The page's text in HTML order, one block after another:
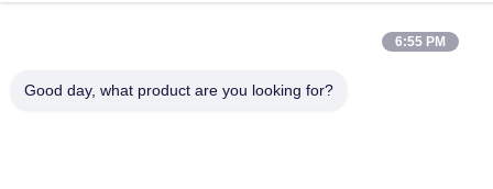
6:55 PM
Good day, what product are you looking for?